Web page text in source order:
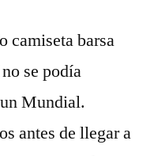
camiseta barsa
se podía
Mundial.
antes de llegar a